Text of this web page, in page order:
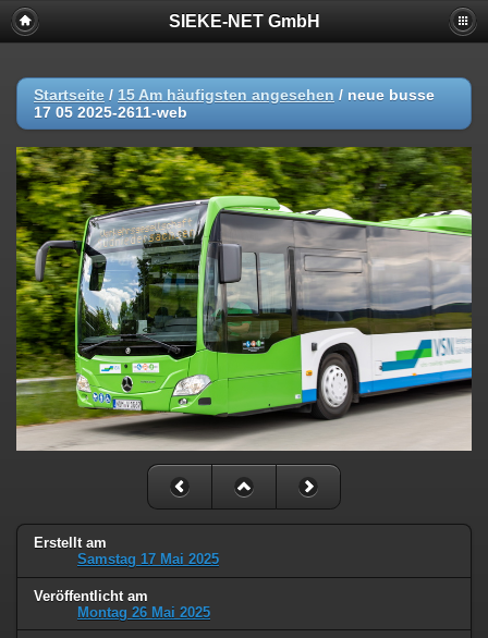
SIEKE-NET GmbH
Startseite / 15 Am häufigsten angesehen / neue busse
17 05 2025-2611-web
Erstellt am
Samstag 17 Mai 2025
Veröffentlicht am
Montag 26 Mai 2025